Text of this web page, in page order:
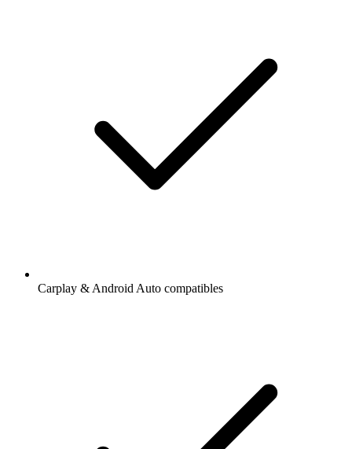
Carplay & Android Auto compatibles